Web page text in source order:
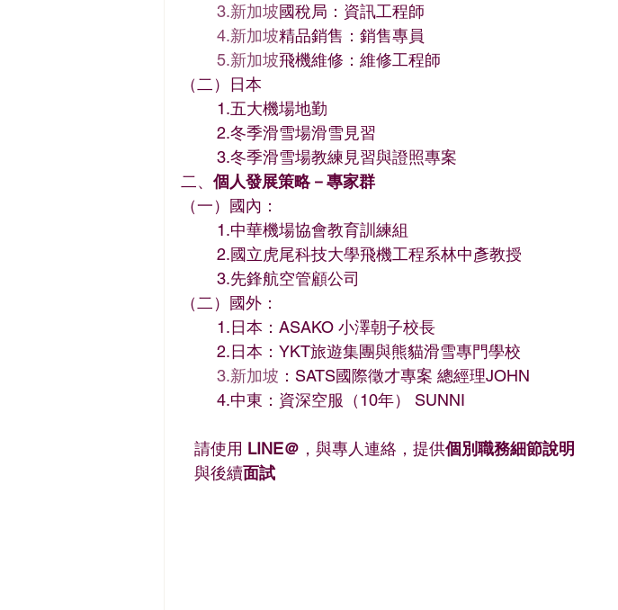
3.新加坡國稅局：資訊工程師
4.新加坡精品銷售：銷售專員
5.新加坡飛機維修：維修工程師
（二）日本
	1.五大機場地勤
	2.冬季滑雪場滑雪見習
	3.冬季滑雪場教練見習與證照專案
二、 個人發展策略－專家群
（一）國內：
	1.中華機場協會教育訓練組
	2.國立虎尾科技大學飛機工程系林中彥教授
	3.先鋒航空管顧公司
（二）國外：
	1.日本：ASAKO 小澤朝子校長
	2.日本：YKT旅遊集團與熊貓滑雪專門學校
3.新加坡 ：SATS國際徵才專案 總經理JOHN
	4.中東：資深空服（10年） SUNNI
   請使用
LINE＠ ，與專人連絡，提供個別職務細節說明
與後續面試